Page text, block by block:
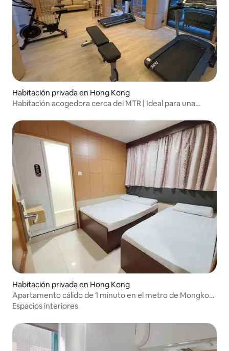
Habitación privada en Hong Kong
Habitación acogedora cerca del MTR | Ideal para una
Habitación privada en Hong Kong
Apartamento cálido de 1 minuto en el metro de Mongkok
con guardia
Espacios interiores